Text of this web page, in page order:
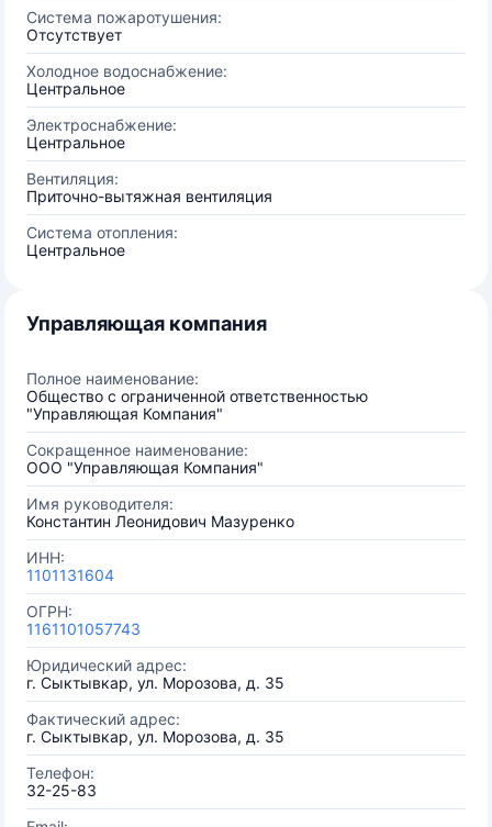
Система пожаротушения:
Отсутствует
Холодное водоснабжение:
Центральное
Электроснабжение:
Центральное
Вентиляция:
Приточно-вытяжная вентиляция
Система отопления:
Центральное
Управляющая компания
Полное наименование:
Общество с ограниченной ответственностью
"Управляющая Компания"
Сокращенное наименование:
ООО "Управляющая Компания"
Имя руководителя:
Константин Леонидович Мазуренко
ИНН:
1101131604
ОГРН:
1161101057743
Юридический адрес:
г. Сыктывкар, ул. Морозова, д. 35
Фактический адрес:
г. Сыктывкар, ул. Морозова, д. 35
Телефон:
32-25-83